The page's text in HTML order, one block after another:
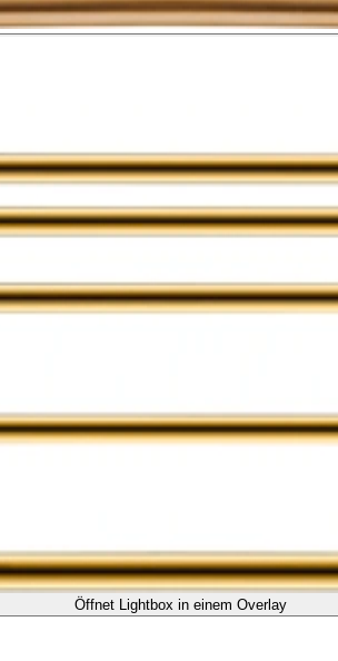
Öffnet Lightbox in einem Overlay